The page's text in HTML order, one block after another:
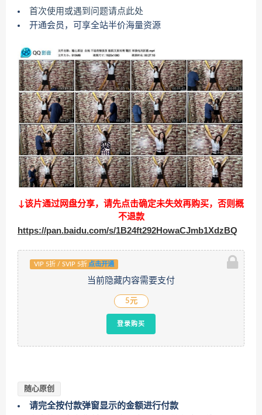
首次使用或遇到问题请点此处
开通会员，可享全站半价海量资源
↓该片通过网盘分享，请先点击确定未失效再购买，否则概
不退款
https://pan.baidu.com/s/1B24ft292HowaCJmb1XdzBQ
VIP 5折 / SVIP 5折 点击开通
当前隐藏内容需要支付
5元
登录购买
随心原创
请完全按付款弹窗显示的金额进行付款